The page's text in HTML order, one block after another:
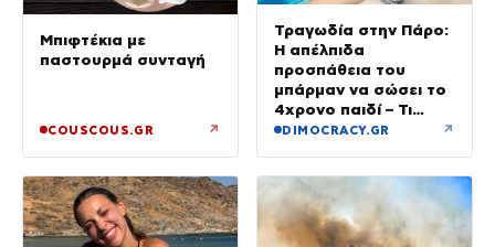
Μπιφτέκια με
παστουρμά συνταγή
COUSCOUS.GR ↗
Τραγωδία στην Πάρο:
Η απέλπιδα
προσπάθεια του
μπάρμαν να σώσει το
4χρονο παιδί – Τι
ερευνούν οι αρχές
DIMOCRACY.GR ↗